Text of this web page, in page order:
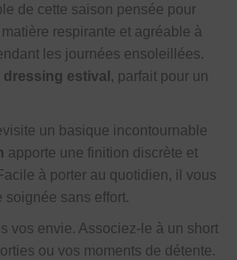
de cette saison pensée pour
respirante et agréable à
les journées ensoleillées.
dressing estival , parfait pour un
un basique incontournable
apporte une finition discrète et
à porter au quotidien, il vous
soignée sans effort.
vos envie. Associez-le à un short
ou vos moments de détente.